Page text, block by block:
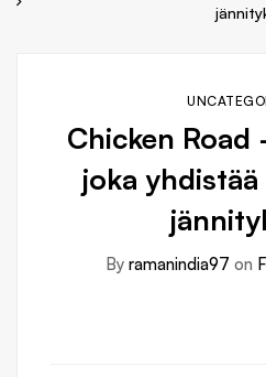
Chicken
joka
By ramanindia97 on